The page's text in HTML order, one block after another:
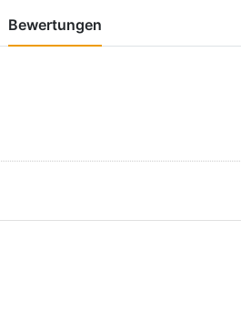
Bewertungen